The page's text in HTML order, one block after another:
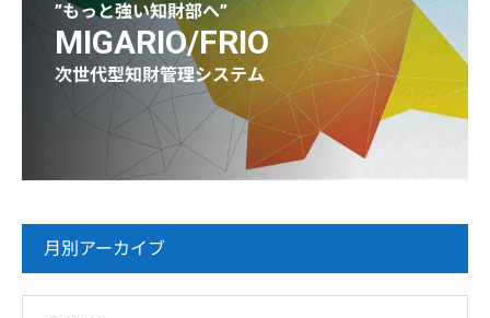
”もっと強い知財部へ”
MIGARIO/FRIO
次世代型知財管理システム
月別アーカイブ